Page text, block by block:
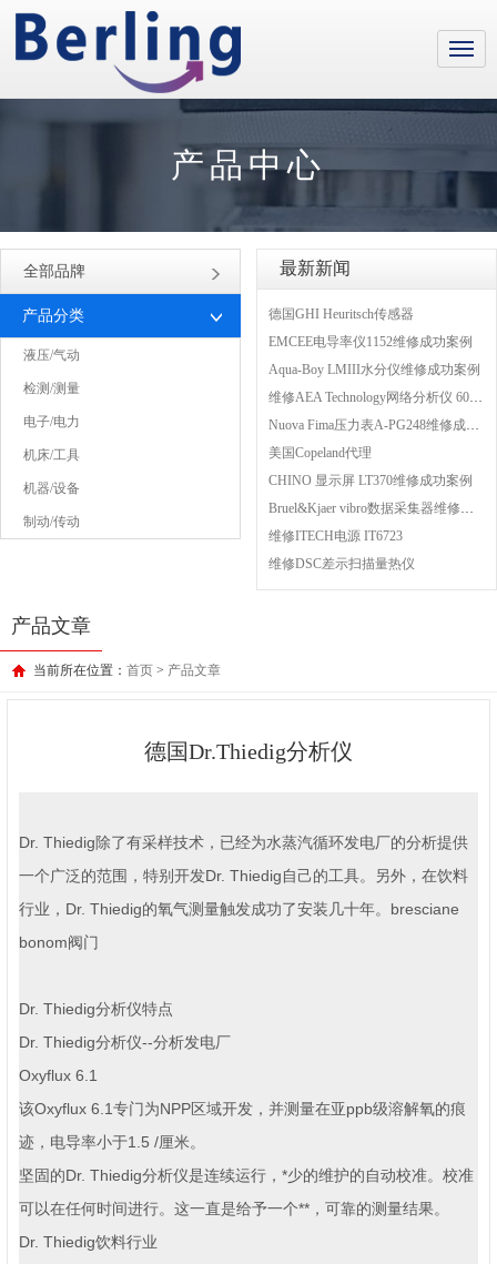
产品中心
全部品牌
产品分类
液压/气动
检测/测量
电子/电力
机床/工具
机器/设备
制动/传动
最新新闻
德国GHI Heuritsch传感器
EMCEE电导率仪1152维修成功案例
Aqua-Boy LMIII水分仪维修成功案例
维修AEA Technology网络分析仪 6015-1010
Nuova Fima压力表A-PG248维修成功案例
美国Copeland代理
CHINO 显示屏 LT370维修成功案例
Bruel&Kjaer vibro数据采集器维修成功案例
维修ITECH电源 IT6723
维修DSC差示扫描量热仪
产品文章
当前所在位置： 首页 > 产品文章
德国Dr.Thiedig分析仪
Dr. Thiedig除了有采样技术，已经为水蒸汽循环发电厂的分析提供
一个广泛的范围，特别开发Dr. Thiedig自己的工具。另外，在饮料
行业，Dr. Thiedig的氧气测量触发成功了安装几十年。bresciane
bonom阀门
Dr. Thiedig分析仪特点
Dr. Thiedig分析仪--分析发电厂
Oxyflux 6.1
该Oxyflux 6.1专门为NPP区域开发，并测量在亚ppb级溶解氧的痕
迹，电导率小于1.5 /厘米。
坚固的Dr. Thiedig分析仪是连续运行，*少的维护的自动校准。校准
可以在任何时间进行。这一直是给予一个**，可靠的测量结果。
Dr. Thiedig饮料行业